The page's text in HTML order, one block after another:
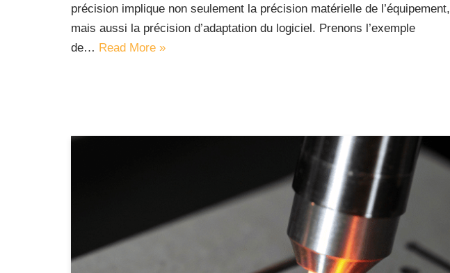
précision implique non seulement la précision matérielle de l’équipement,
mais aussi la précision d’adaptation du logiciel. Prenons l’exemple
de… Read More »